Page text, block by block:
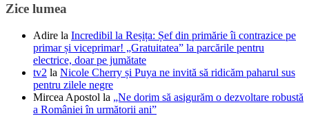
Zice lumea
Adire la Incredibil la Reșița: Șef din primărie îi contrazice pe
primar și viceprimar! „Gratuitatea” la parcările pentru
electrice, doar pe jumătate
tv2 la Nicole Cherry și Puya ne invită să ridicăm paharul sus
pentru zilele negre
Mircea Apostol la „Ne dorim să asigurăm o dezvoltare robustă
a României în următorii ani”